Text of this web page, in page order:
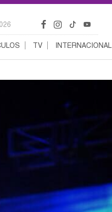
TV INTERNACIONAL